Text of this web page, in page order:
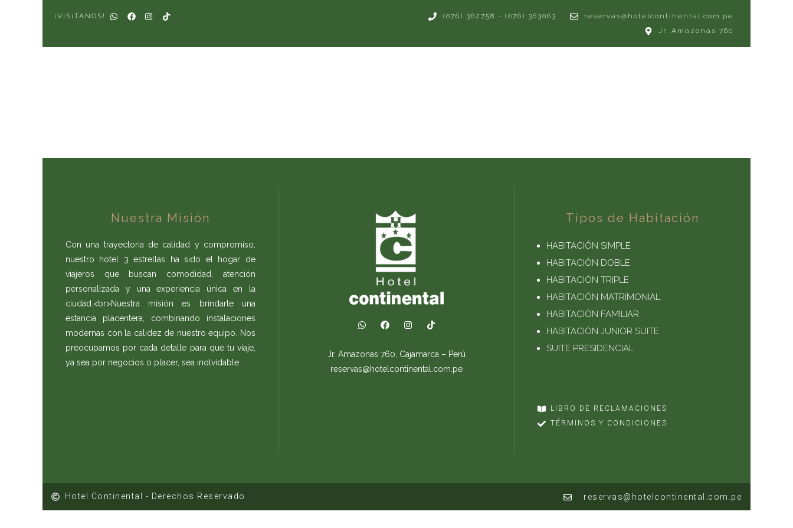
¡VISíTANOS! (076) 362758 - (076) 363063
reservas@hotelcontinental.com.pe
Jr. Amazonas 760
Nuestra Misión
Con una trayectoria de calidad y compromiso,
nuestro hotel 3 estrellas ha sido el hogar de
viajeros que buscan comodidad, atención
personalizada y una experiencia única en la
ciudad.<br>Nuestra misión es brindarte una
estancia placentera, combinando instalaciones
modernas con la calidez de nuestro equipo. Nos
preocupamos por cada detalle para que tu viaje,
ya sea por negocios o placer, sea inolvidable.
Jr. Amazonas 760, Cajamarca – Perú
reservas@hotelcontinental.com.pe
Tipos de Habitación
HABITACIÓN SIMPLE
HABITACIÓN DOBLE
HABITACIÓN TRIPLE
HABITACIÓN MATRIMONIAL
HABITACIÓN FAMILIAR
HABITACIÓN JUNIOR SUITE
SUITE PRESIDENCIAL
LIBRO DE RECLAMACIONES
TÉRMINOS Y CONDICIONES
Hotel Continental - Derechos Reservado reservas@hotelcontinental.com.pe